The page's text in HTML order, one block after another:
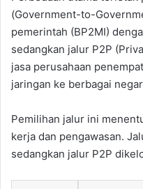
(Government-to-
pemerintah (BP2MI)
sedangkan jalur P2P
jasa perusahaan
jaringan ke berbagai
Pemilihan jalur ini
kerja dan pengawasan.
sedangkan jalur P2P